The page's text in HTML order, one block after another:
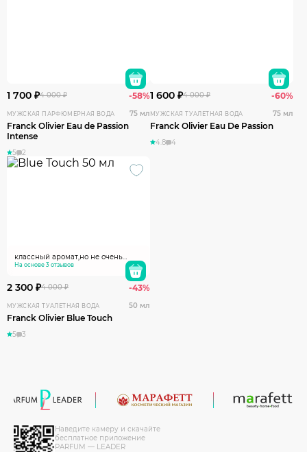
1 700 ₽4 000 ₽ -58%
МУЖСКАЯ ПАРФЮМЕРНАЯ ВОДА 75 мл
Franck Olivier Eau de Passion
Intense
5 2
1 600 ₽4 000 ₽ -60%
МУЖСКАЯ ТУАЛЕТНАЯ ВОДА 75 мл
Franck Olivier Eau De Passion
4.8 4
классный аромат,но не очень
стойкий
На основе 3 отзывов
2 300 ₽4 000 ₽ -43%
МУЖСКАЯ ТУАЛЕТНАЯ ВОДА 50 мл
Franck Olivier Blue Touch
5 3
Наведите камеру и скачайте
бесплатное приложение
PARFUM — LEADER